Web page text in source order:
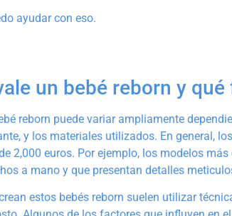
ayudar con eso.
un bebé reborn y
reborn puede variar ampliamente
y los materiales utilizados. En general,
2,000 euros. Por ejemplo, los modelos
a mano y que presentan detalles
estos bebés reborn suelen utilizar